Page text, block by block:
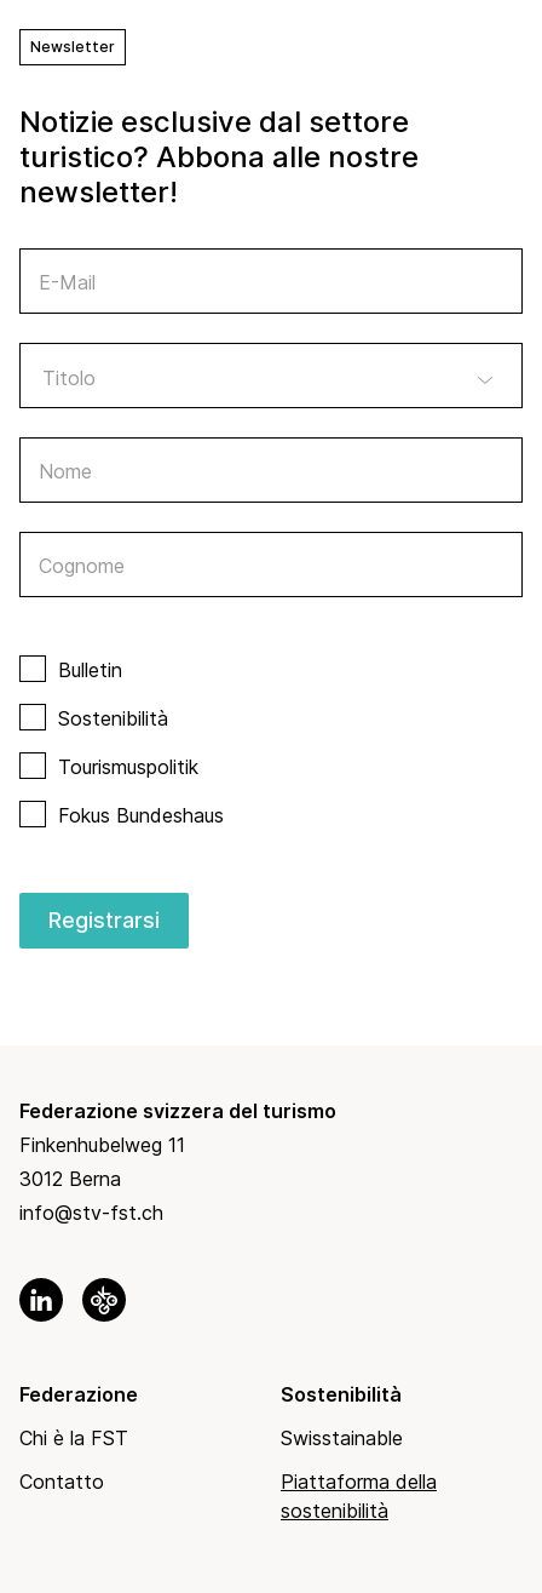
Newsletter
Notizie esclusive dal settore
turistico? Abbona alle nostre
newsletter!
E-Mail
Nome
Cognome
Bulletin
Sostenibilità
Tourismuspolitik
Fokus Bundeshaus
Registrarsi
Federazione svizzera del turismo
Finkenhubelweg 11
3012 Berna
info@stv-fst.ch
Federazione
Chi è la FST
Contatto
Sostenibilità
Swisstainable
Piattaforma della
sostenibilità